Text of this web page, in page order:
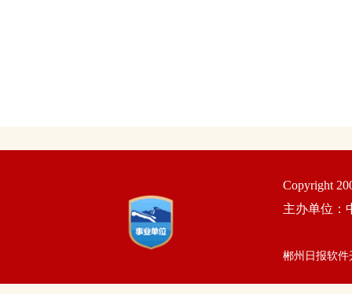
Copyright
主办单位：
郴州日报软